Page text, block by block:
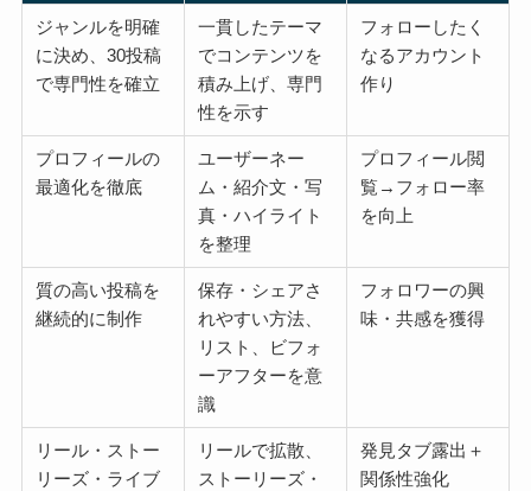
ジャンルを明確
に決め、30投稿
で専門性を確立
一貫したテーマ
でコンテンツを
積み上げ、専門
性を示す
フォローしたく
なるアカウント
作り
プロフィールの
最適化を徹底
ユーザーネー
ム・紹介文・写
真・ハイライト
を整理
プロフィール閲
覧→フォロー率
を向上
質の高い投稿を
継続的に制作
保存・シェアさ
れやすい方法、
リスト、ビフォ
ーアフターを意
識
フォロワーの興
味・共感を獲得
リール・ストー
リーズ・ライブ
リールで拡散、
ストーリーズ・
発見タブ露出＋
関係性強化